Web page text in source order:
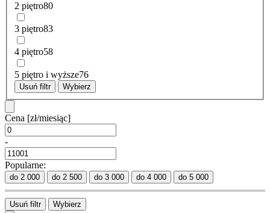
2 piętro80
3 piętro83
4 piętro58
5 piętro i wyższe76
Usuń filtr Wybierz
Cena [zł/miesiąc]
-
Popularne:
do 2 000 do 2 500 do 3 000 do 4 000 do 5 000
Usuń filtr Wybierz